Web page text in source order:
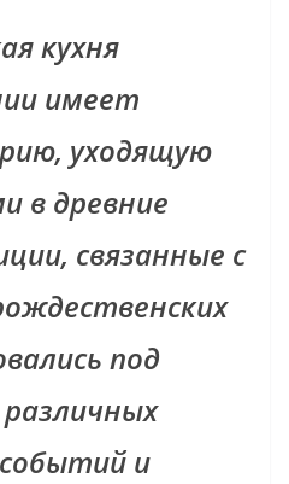
кухня
имеет
уходящую
в древние
связанные с
под
и